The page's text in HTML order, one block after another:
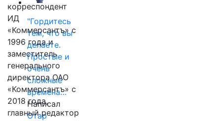
"Гордитесь
тем, что вы
делаете.
Простые и
очень
сложные
времена…
Написал
Отар
корреспондент
ИД
«Коммерсантъ» с
1996 года и
заместитель
генерального
директора ОАО
«Коммерсантъ» с
2018 года,
главный редактор